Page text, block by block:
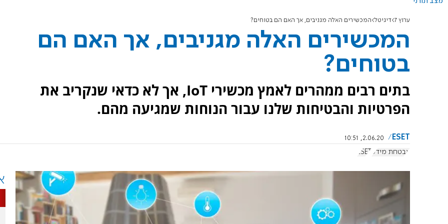
ערוץ 7 דיגיטל המכשירים האלה מגניבים, אך האם הם בטוחים?
המכשירים האלה מגניבים, אך האם הם
בטוחים?
בתים רבים ממהרים לאמץ מכשירי IoT, אך לא כדאי שנקריב את
הפרטיות והבטיחות שלנו עבור הנוחות שמגיעה מהם.
ESET
2.06.20, 10:51
אבטחת מידע ESET